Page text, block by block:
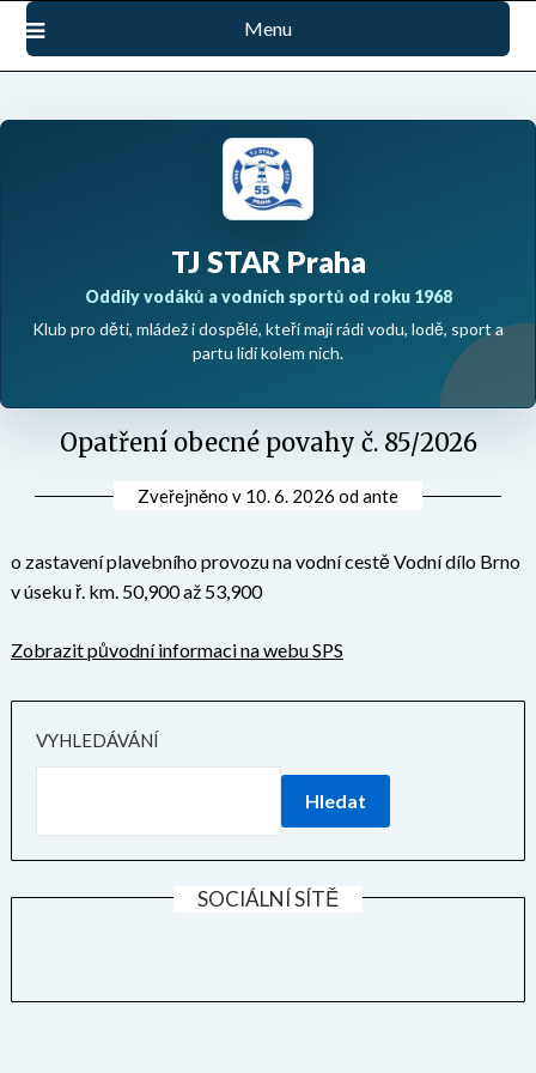
Přejdi
obsah
Menu
TJ STAR Praha
Oddíly vodáků a vodních sportů od roku 1968
Klub pro děti, mládež i dospělé, kteří mají rádi vodu, lodě, sport a
partu lidí kolem nich.
Opatření obecné povahy č. 85/2026
Zveřejněno v 10. 6. 2026 odante
o zastavení plavebního provozu na vodní cestě Vodní dílo Brno
v úseku ř. km. 50,900 až 53,900
Zobrazit původní informaci na webu SPS
VYHLEDÁVÁNÍ
Hledat
SOCIÁLNÍ SÍTĚ